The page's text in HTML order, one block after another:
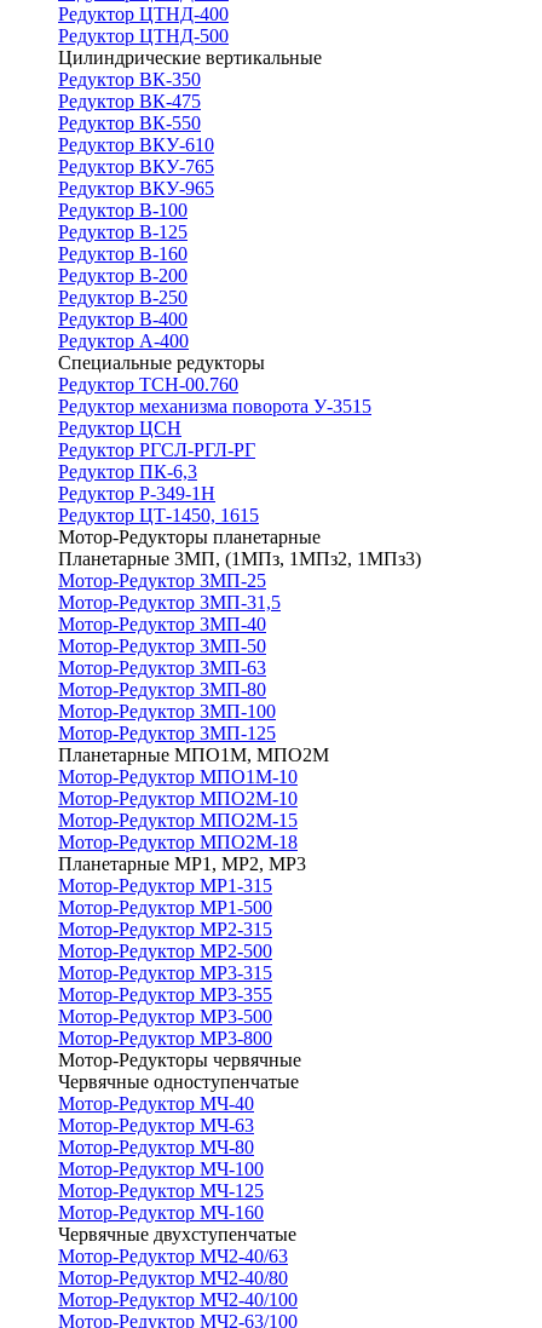
Редуктор ЦТНД-400
Редуктор ЦТНД-500
Цилиндрические вертикальные
Редуктор ВК-350
Редуктор ВК-475
Редуктор ВК-550
Редуктор ВКУ-610
Редуктор ВКУ-765
Редуктор ВКУ-965
Редуктор В-100
Редуктор В-125
Редуктор В-160
Редуктор В-200
Редуктор В-250
Редуктор В-400
Редуктор А-400
Специальные редукторы
Редуктор ТСН-00.760
Редуктор механизма поворота У-3515
Редуктор ЦСН
Редуктор РГСЛ-РГЛ-РГ
Редуктор ПК-6,3
Редуктор Р-349-1Н
Редуктор ЦТ-1450, 1615
Мотор-Редукторы планетарные
Планетарные 3МП, (1МПз, 1МПз2, 1МПз3)
Мотор-Редуктор 3МП-25
Мотор-Редуктор 3МП-31,5
Мотор-Редуктор 3МП-40
Мотор-Редуктор 3МП-50
Мотор-Редуктор 3МП-63
Мотор-Редуктор 3МП-80
Мотор-Редуктор 3МП-100
Мотор-Редуктор 3МП-125
Планетарные МПО1М, МПО2М
Мотор-Редуктор МПО1М-10
Мотор-Редуктор МПО2М-10
Мотор-Редуктор МПО2М-15
Мотор-Редуктор МПО2М-18
Планетарные МР1, МР2, МР3
Мотор-Редуктор МР1-315
Мотор-Редуктор МР1-500
Мотор-Редуктор МР2-315
Мотор-Редуктор МР2-500
Мотор-Редуктор МР3-315
Мотор-Редуктор МР3-355
Мотор-Редуктор МР3-500
Мотор-Редуктор МР3-800
Мотор-Редукторы червячные
Червячные одноступенчатые
Мотор-Редуктор МЧ-40
Мотор-Редуктор МЧ-63
Мотор-Редуктор МЧ-80
Мотор-Редуктор МЧ-100
Мотор-Редуктор МЧ-125
Мотор-Редуктор МЧ-160
Червячные двухступенчатые
Мотор-Редуктор МЧ2-40/63
Мотор-Редуктор МЧ2-40/80
Мотор-Редуктор МЧ2-40/100
Мотор-Редуктор МЧ2-63/100